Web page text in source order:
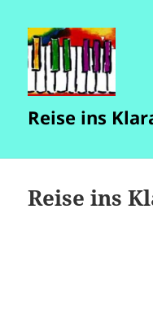
Reise ins
Reise ins